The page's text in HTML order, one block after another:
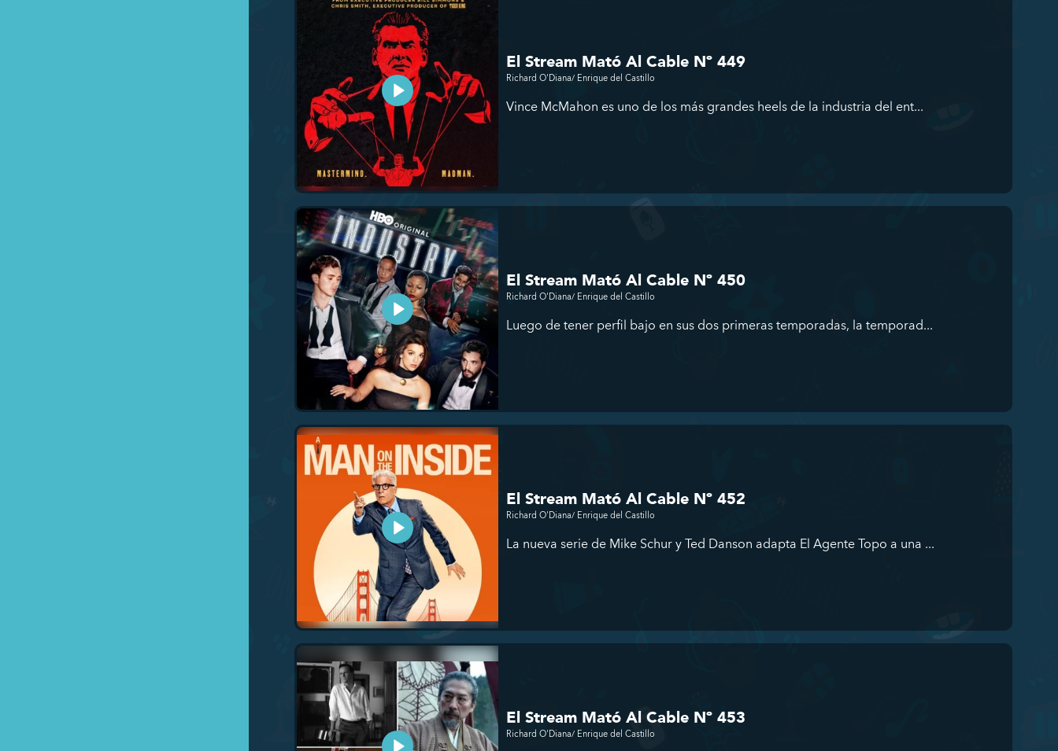
El Stream Mató Al Cable Nº 449
Richard O'Diana/ Enrique del Castillo
Vince McMahon es uno de los más grandes heels de la industria del ent...
El Stream Mató Al Cable Nº 450
Richard O'Diana/ Enrique del Castillo
Luego de tener perfil bajo en sus dos primeras temporadas, la temporad...
El Stream Mató Al Cable Nº 452
Richard O'Diana/ Enrique del Castillo
La nueva serie de Mike Schur y Ted Danson adapta El Agente Topo a una ...
El Stream Mató Al Cable Nº 453
Richard O'Diana/ Enrique del Castillo